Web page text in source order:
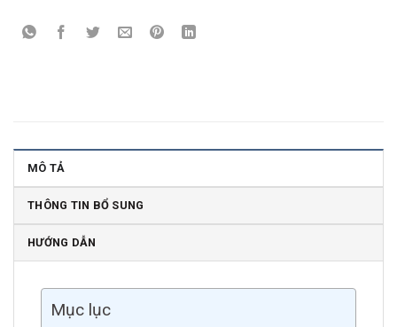
MÔ TẢ
THÔNG TIN BỔ SUNG
HƯỚNG DẪN
Mục lục